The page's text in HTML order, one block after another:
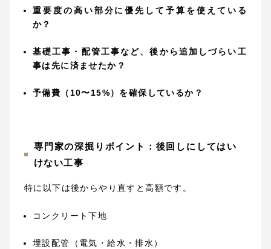
重要度の高い部分に優先して予算を使えている
か？
基礎工事・配管工事など、後から追加しづらい工
事は先に済ませたか？
予備費（10〜15%）を確保しているか？
専門家の深掘りポイント：後回しにしてはい
けない工事
特に以下は後からやり直すと高額です。
コンクリート下地
埋設配管（電気・給水・排水）